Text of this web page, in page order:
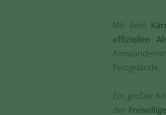
Mit dem
offiziellen
Festgelände.
Ein großes
der